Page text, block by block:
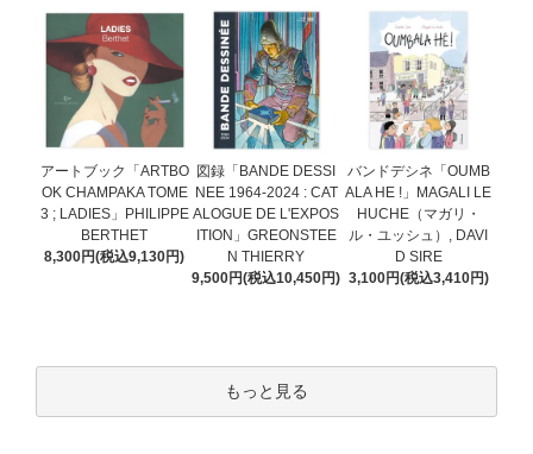
アートブック「ARTBO
OK CHAMPAKA TOME
3 ; LADIES」PHILIPPE
BERTHET
8,300円(税込9,130円)
図録「BANDE DESSI
NEE 1964-2024 : CAT
ALOGUE DE L'EXPOS
ITION」GREONSTEE
N THIERRY
9,500円(税込10,450円)
バンドデシネ「OUMB
ALA HE !」MAGALI LE
HUCHE（マガリ・
ル・ユッシュ）, DAVI
D SIRE
3,100円(税込3,410円)
もっと見る